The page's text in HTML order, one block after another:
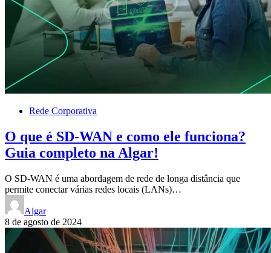
Rede Corporativa
O que é SD-WAN e como ele funciona?
Guia completo na Algar!
O SD-WAN é uma abordagem de rede de longa distância que
permite conectar várias redes locais (LANs)…
Algar
8 de agosto de 2024